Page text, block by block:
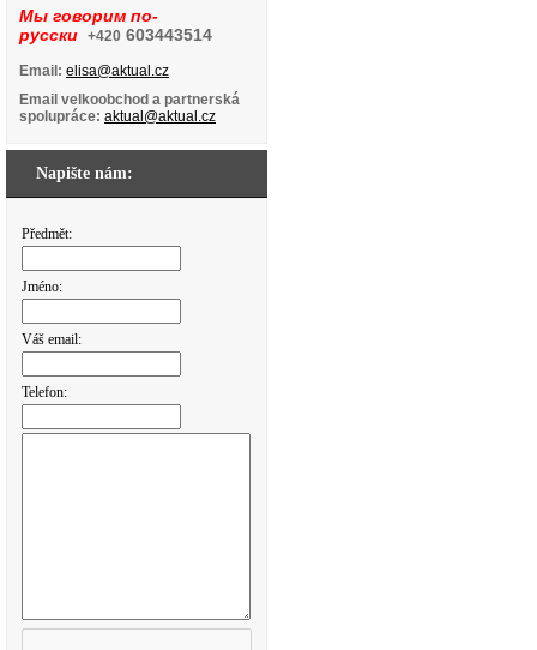
Мы говорим по-
русски +420 603443514
Email: elisa@aktual.cz
Email velkoobchod a partnerská
spolupráce: aktual@aktual.cz
Napište nám:
Předmět:
Jméno:
Váš email:
Telefon: